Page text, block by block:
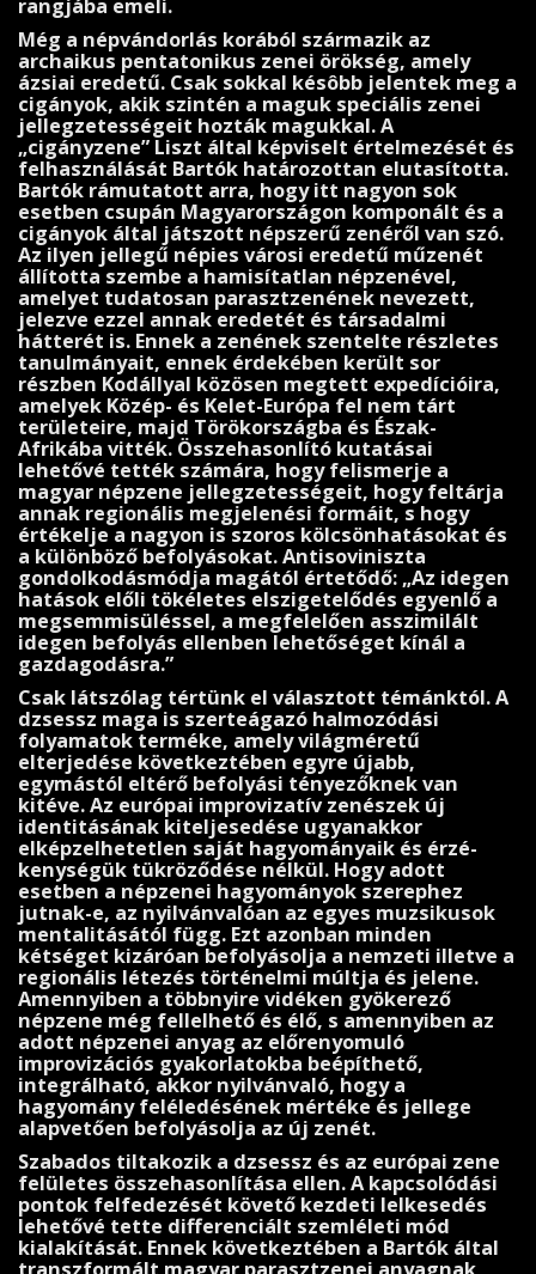
rangjába emeli.
Még a népvándorlás korából származik az
archaikus pentatonikus zenei örökség, amely
ázsiai eredetű. Csak sokkal késôbb jelentek meg a
cigányok, akik szintén a maguk speciális zenei
jelleg­zetességeit hozták magukkal. A
„cigányzene” Liszt által képviselt értelmezését és
fel­használását Bartók határozottan elutasította.
Bartók rámu­tatott arra, hogy itt nagyon sok
esetben csupán Magyaror­szágon komponált és a
cigányok által játszott népszerű ze­néről van szó.
Az ilyen jellegű népies városi eredetű műzenét
állította szembe a hamisítatlan népzenével,
amelyet tudatosan parasztzenének nevezett,
jelezve ezzel annak eredetét és társadalmi
hátterét is. Ennek a zenének szen­telte részletes
tanulmányait, ennek érdekében került sor
részben Kodállyal közösen megtett expedícióira,
amelyek Közép- és Kelet-Európa fel nem tárt
területeire, majd Törökországba és Észak-
Afrikába vitték. Összehasonlító kutatásai
lehetővé tették számára, hogy felismerje a
magyar népzene jellegzetességeit, hogy feltárja
annak regionális megjelenési formáit, s hogy
értékelje a nagyon is szoros köl­csönhatásokat és
a különböző befolyásokat. Antisoviniszta
gondolkodásmódja magától értetődő: „Az idegen
hatá­sok előli tökéletes elszigetelődés egyenlő a
megsemmisü­léssel, a meg­felelően asszimilált
idegen befolyás ellen­ben lehetőséget kínál a
gazdagodásra.”
Csak látszólag tértünk el választott témánktól. A
dzsessz maga is szerteágazó halmo­zódási
folyamatok terméke, amely világméretű
elterjedése következtében egyre újabb,
egymástól eltérő befolyási tényezőknek van
kitéve. Az európai improvizatív zenészek új
identitásának kiteljesedése ugyanakkor
elképzelhetetlen saját hagyomá­nyaik és érzé­
kenységük tükröződése nélkül. Hogy adott
esetben a népzenei hagyományok szerephez
jutnak-e, az nyilvánvalóan az egyes muzsikusok
mentalitásától függ. Ezt azonban minden
kétséget kizáróan befolyásolja a nem­zeti illetve a
regionális létezés történelmi múltja és jelene.
Amennyiben a többnyire vidéken gyökerező
népzene még fellelhető és élő, s amennyiben az
adott népzenei anyag az előrenyomuló
improvizációs gyakorlatokba beépíthető,
integrálható, akkor nyilvánvaló, hogy a
hagyomány felé­ledésének mértéke és jellege
alapvetően befolyásolja az új zenét.
Szabados tiltakozik a dzsessz és az európai zene
felületes összehasonlítása ellen. A kapcsolódási
pontok felfedezését követő kezdeti lelkesedés
lehetővé tette differenci­ált szemléleti mód
kialakítását. Ennek következtében a Bartók által